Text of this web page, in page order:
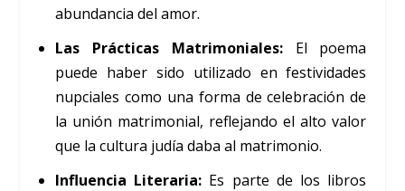
abundancia del amor.
Las Prácticas Matrimoniales:El poema
puede haber sido utilizado en festividades
nupciales como una forma de celebración de
la unión matrimonial, reflejando el alto valor
que la cultura judía daba al matrimonio.
Influencia Literaria: Es parte de los libros